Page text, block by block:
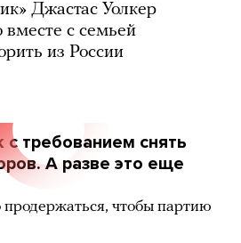
Джастас Уолкер
вместе с семьей
из России
с требованием снять
А разве это еще
чтобы партию